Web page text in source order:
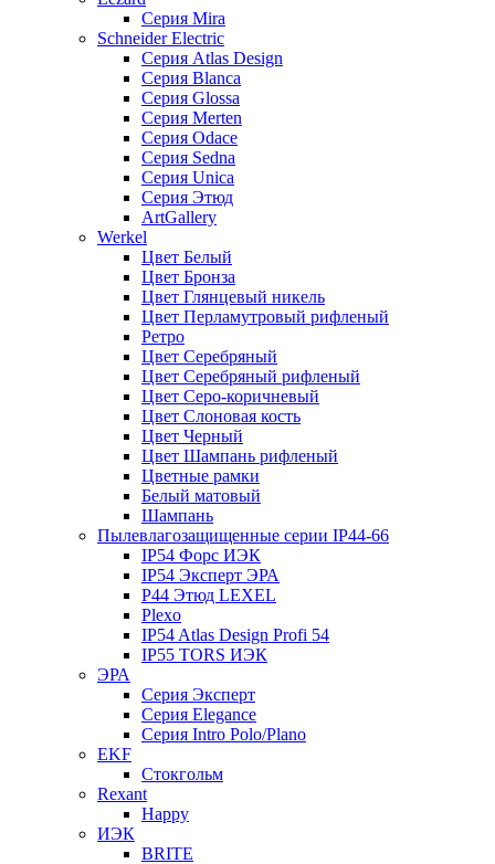
Серия Mira
Schneider Electric
Серия Atlas Design
Серия Blanca
Серия Glossa
Серия Merten
Серия Odace
Серия Sedna
Серия Unica
Серия Этюд
ArtGallery
Werkel
Цвет Белый
Цвет Бронза
Цвет Глянцевый никель
Цвет Перламутровый рифленый
Ретро
Цвет Серебряный
Цвет Серебряный рифленый
Цвет Серо-коричневый
Цвет Слоновая кость
Цвет Черный
Цвет Шампань рифленый
Цветные рамки
Белый матовый
Шампань
Пылевлагозащищенные серии IP44-66
IP54 Форс ИЭК
IP54 Эксперт ЭРА
P44 Этюд LEXEL
Plexo
IP54 Atlas Design Profi 54
IP55 TORS ИЭК
ЭРА
Серия Эксперт
Серия Elegance
Серия Intro Polo/Plano
EKF
Стокгольм
Rexant
Happy
ИЭК
BRITE